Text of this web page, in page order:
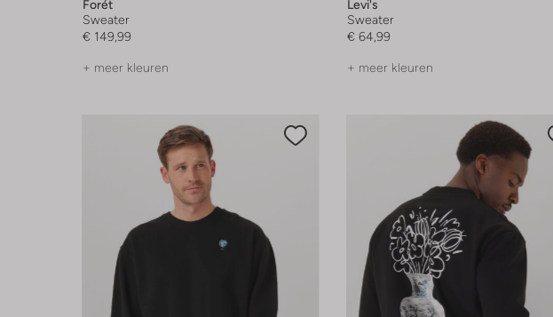
Forét
Sweater
€ 149,99
+ meer kleuren
Levi's
Sweater
€ 64,99
+ meer kleuren